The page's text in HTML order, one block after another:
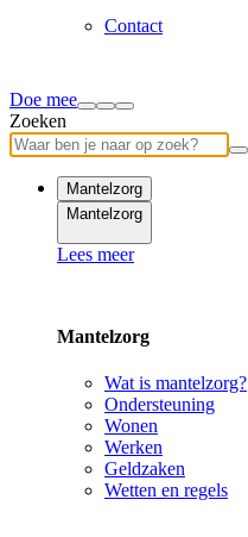
Contact
Doe mee
Zoeken
Mantelzorg
Mantelzorg
Lees meer
Mantelzorg
Wat is mantelzorg?
Ondersteuning
Wonen
Werken
Geldzaken
Wetten en regels